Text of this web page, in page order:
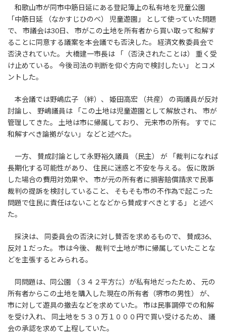
和歌山市が同市中筋日延にある登記簿上の私有地を児童公園
「中筋日延 （なかすじひのべ） 児童遊園」 として使っていた問題
で、 市議会は30日、 市がこの土地を所有者から買い取って和解す
ることに同意する議案を本会議でも否決した。 経済文教委員会で
否決されていた。 大橋建一市長は 「（否決されたことは） 重く受
け止めている。 今後司法の判断を仰ぐ方向で検討したい」 とコメ
ントした。
本会議では野嶋広子 （絆）、 姫田高宏 （共産） の両議員が反対
討論し、 野嶋議員は 「この土地は児童遊園として解放され、 市が
管理してきた。 土地は市に帰属しており、 元来市の所有。 すでに
和解すべき論拠がない」 などと述べた。
一方、 賛成討論として永野裕久議員 （民主） が 「裁判になれば
長期化する可能性があり、 住民に迷惑と不安を与える。 仮に敗訴
した場合の費用対効果や、 市が元の所有者に損害賠償請求で民事
裁判の提訴を検討していること、 そもそも市の不作為で起こった
問題で住民に責任はないことなどから賛成すべきとする」 と述べ
た。
採決は、 同委員会の否決に対し賛否を求めるもので、 賛成36、
反対１だった。 市は今後、 裁判で土地が市に帰属していたことな
どを主張するとみられる。
同問題は、同公園 （３４２平方㍍）が私有地だったため、 元の
所有者からこの土地を購入した現在の所有者（堺市の男性） が、
市に対して遊具の撤去などを求めていた。 市は民事調停での和解
を受け入れ、 同土地を５３０万１０００円で買い受けるため、 議
会の承認を求めて上程していた。